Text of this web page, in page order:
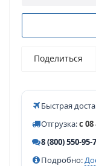
Поделиться
Быстрая
Отгрузка:с 08
8 (800) 550-95-
Подробно: